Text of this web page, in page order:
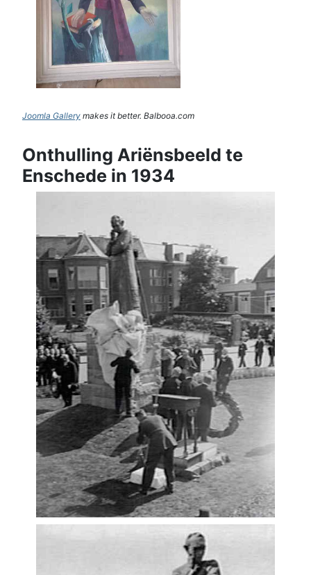
Joomla Gallery makes it better. Balbooa.com
Onthulling Ariënsbeeld te
Enschede in 1934